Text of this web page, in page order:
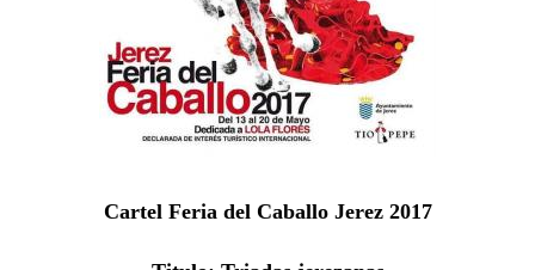
Cartel Feria del Caballo Jerez 2017